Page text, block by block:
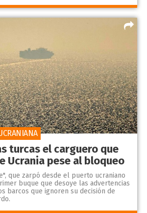
turcas el carguero que
Ucrania pese al bloqueo
que zarpó desde el puerto ucraniano
buque que desoye las advertencias
barcos que ignoren su decisión de